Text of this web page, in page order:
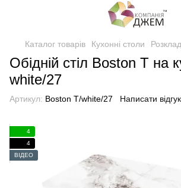
Каталог товарів Кухонні столи
Обідній стіл Boston T на
white/27
Артикул: Boston T/white/27 Написати відгук
4
4
ВІДЕО